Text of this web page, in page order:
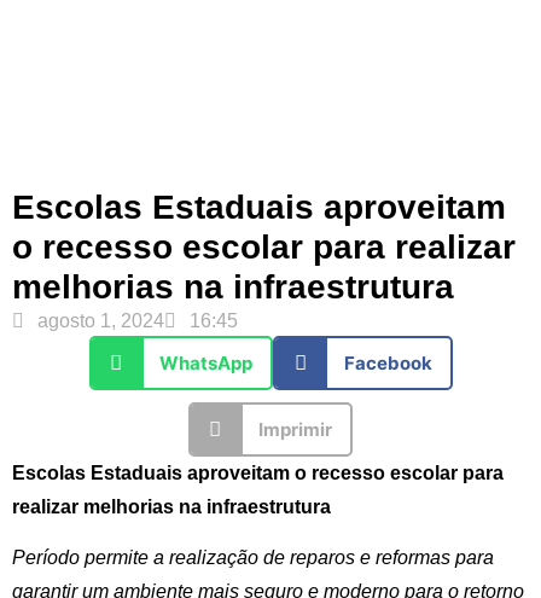
Escolas Estaduais aproveitam
o recesso escolar para realizar
melhorias na infraestrutura
agosto 1, 2024 16:45
WhatsApp Facebook
Imprimir
Escolas Estaduais aproveitam o recesso escolar para
realizar melhorias na infraestrutura
Período permite a realização de reparos e reformas para
garantir um ambiente mais seguro e moderno para o retorno